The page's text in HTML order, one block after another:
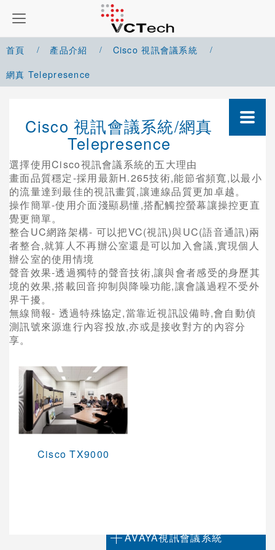
首頁 產品介紹
Cisco 視訊會議系統
網真 Telepresence
Microsoft Teams 解決方案
Zoom 解決方案
Cisco Webex 解決方案
Yealink 視訊會議系統
Cisco 視訊會議系統
整合型系統(Codec)
網路架構系統
視訊會議軟體
會議室型視訊
視訊多點控制器
視訊系統管理
AVAYA視訊會議系統
Cisco 視訊會議系統/網真
Telepresence
選擇使用Cisco視訊會議系統的五大理由
畫面品質穩定-採用最新H.265技術,能節省頻寬,以最小
的流量達到最佳的視訊畫質,讓連線品質更加卓越。
操作簡單-使用介面淺顯易懂,搭配觸控螢幕讓操控更直
覺更簡單。
整合UC網路架構- 可以把VC(視訊)與UC(語音通訊)兩
者整合,就算人不再辦公室還是可以加入會議,實現個人
辦公室的使用情境
聲音效果-透過獨特的聲音技術,讓與會者感受的身歷其
境的效果,搭載回音抑制與降噪功能,讓會議過程不受外
界干擾。
無線簡報- 透過特殊協定,當靠近視訊設備時,會自動偵
測訊號來源進行內容投放,亦或是接收對方的內容分
享。
Cisco TX9000